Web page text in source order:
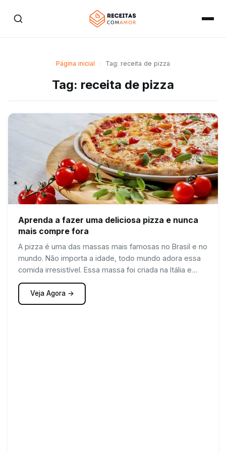
Página inicial Tag: receita de pizza
Tag: receita de pizza
Aprenda a fazer uma deliciosa pizza e nunca
mais compre fora
A pizza é uma das massas mais famosas no Brasil e no
mundo. Não importa a idade, todo mundo adora essa
comida irresistível. Essa massa foi criada na Itália e
pode ser recheada com diversas proteínas, vegetais e
queijos. Hoje mostraremos uma deliciosa receita de
pizza para fazer aos fins de semana. Confira!
Veja Agora →